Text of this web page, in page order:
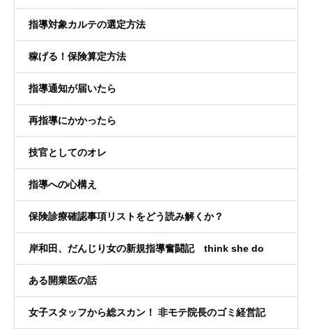
指導対象カルテの選定方法
稼げる！保険算定方法
指導通知が届いたら
再指導にかかったら
技官としてのオレ
指導への心構え
保険診療確認事項リストをどう読み解くか？
岸和田、だんじり女の新規指導奮闘記 think she do
ある開業医の話
女子スタッフから総スカン！ 非モテ院長のゴミ経営記